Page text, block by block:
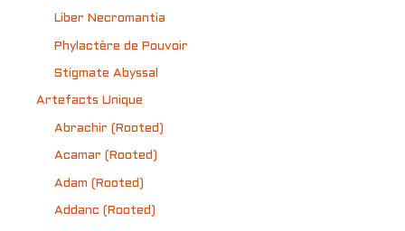
Liber Necromantia
Phylactère de Pouvoir
Stigmate Abyssal
Artefacts Unique
Abrachir (Rooted)
Acamar (Rooted)
Adam (Rooted)
Addanc (Rooted)